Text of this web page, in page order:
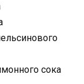
сока